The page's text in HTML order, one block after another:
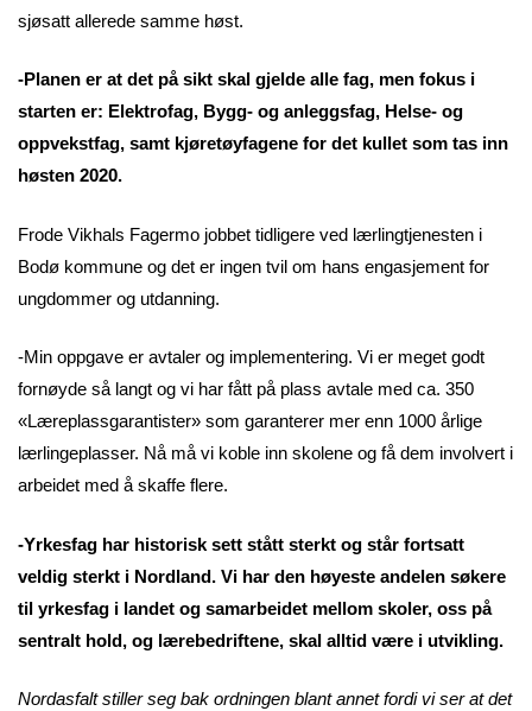
sjøsatt allerede samme høst.
-Planen er at det på sikt skal gjelde alle fag, men fokus i
starten er: Elektrofag, Bygg- og anleggsfag, Helse- og
oppvekstfag, samt kjøretøyfagene for det kullet som tas inn
høsten 2020.
Frode Vikhals Fagermo jobbet tidligere ved lærlingtjenesten i
Bodø kommune og det er ingen tvil om hans engasjement for
ungdommer og utdanning.
-Min oppgave er avtaler og implementering. Vi er meget godt
fornøyde så langt og vi har fått på plass avtale med ca. 350
«Læreplassgarantister» som garanterer mer enn 1000 årlige
lærlingeplasser. Nå må vi koble inn skolene og få dem involvert i
arbeidet med å skaffe flere.
-Yrkesfag har historisk sett stått sterkt og står fortsatt
veldig sterkt i Nordland. Vi har den høyeste andelen søkere
til yrkesfag i landet og samarbeidet mellom skoler, oss på
sentralt hold, og lærebedriftene, skal alltid være i utvikling.
Nordasfalt stiller seg bak ordningen blant annet fordi vi ser at det